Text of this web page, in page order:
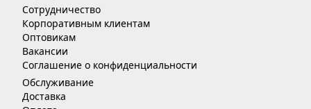
Сотрудничество
Корпоративным клиентам
Оптовикам
Вакансии
Соглашение о конфиденциальности
Обслуживание
Доставка